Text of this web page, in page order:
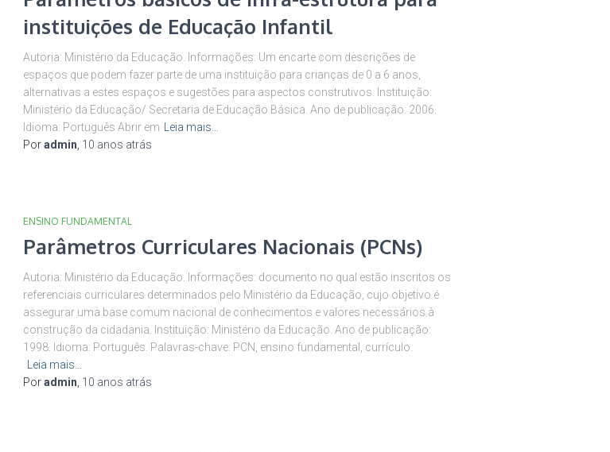
instituições de Educação Infantil
Autoria: Ministério da Educação. Informações: Um encarte com descrições de
espaços que podem fazer parte de uma instituição para crianças de 0 a 6 anos,
alternativas a estes espaços e sugestões para aspectos construtivos. Instituição:
Ministério da Educação/ Secretaria de Educação Básica. Ano de publicação: 2006.
Idioma: Português Abrir em
Leia mais…
Poradmin 10 anos atrás
ENSINO FUNDAMENTAL
Parâmetros Curriculares Nacionais (PCNs)
Autoria: Ministério da Educação. Informações: documento no qual estão inscritos os
referenciais curriculares determinados pelo Ministério da Educação, cujo objetivo é
assegurar uma base comum nacional de conhecimentos e valores necessários à
construção da cidadania. Instituição: Ministério da Educação. Ano de publicação:
1998. Idioma: Português. Palavras-chave: PCN, ensino fundamental, currículo.
Leia mais…
Poradmin 10 anos atrás